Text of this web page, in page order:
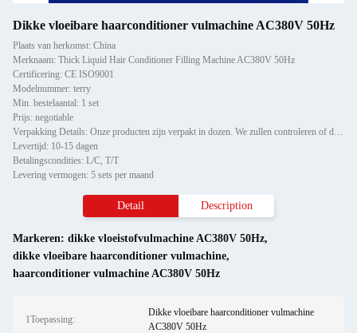
Dikke vloeibare haarconditioner vulmachine AC380V 50Hz
Plaats van herkomst: China
Merknaam: Thick Liquid Hair Conditioner Filling Machine AC380V 50Hz
Certificering: CE ISO9001
Modelnummer: terry
Min. bestelaantal: 1 set
Prijs: negotiable
Verpakking Details: Onze producten zijn verpakt in dozen. We zullen controleren of de machine kan werken voordat het wor
Levertijd: 10-15 dagen
Betalingscondities: L/C, T/T
Levering vermogen: 5 sets per maand
Detail Description
Markeren: dikke vloeistofvulmachine AC380V 50Hz,
dikke vloeibare haarconditioner vulmachine,
haarconditioner vulmachine AC380V 50Hz
1Toepassing:
Dikke vloeibare haarconditioner vulmachine
AC380V 50Hz